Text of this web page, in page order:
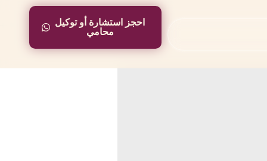
احجز استشارة أو توكيل
محامي
احجز استشارة أو توكيل
محامي